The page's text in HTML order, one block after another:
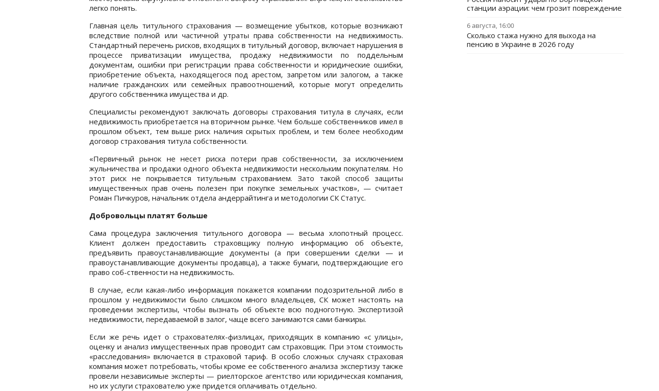
легко понять.
Главная цель титульного страхования — возмещение убытков, которые возникают
вследствие полной или частичной утраты права собственности на недвижимость.
Стандартный перечень рисков, входящих в титульный договор, включает нарушения в
процессе приватизации имущества, продажу недвижимости по поддельным
документам, ошибки при регистрации права собственности и юридические ошибки,
приобретение объекта, находящегося под арестом, запретом или залогом, а также
наличие гражданских или семейных правоотношений, которые могут определить
другого собственника имущества и др.
Специалисты рекомендуют заключать договоры страхования титула в случаях, если
недвижимость приобретается на вторичном рынке. Чем больше собственников имел в
прошлом объект, тем выше риск наличия скрытых проблем, и тем более необходим
договор страхования титула собственности.
«Первичный рынок не несет риска потери прав собственности, за исключением
жульничества и продажи одного объекта недвижимости нескольким покупателям. Но
этот риск не покрывается титульным страхованием. Зато такой способ защиты
имущественных прав очень полезен при покупке земельных участков», — считает
Роман Пичкуров, начальник отдела андеррайтинга и методологии СК Статус.
Добровольцы платят больше
Сама процедура заключения титульного договора — весьма хлопотный процесс.
Клиент должен предоставить страховщику полную информацию об объекте,
предъявить правоустанавливающие документы (а при совершении сделки — и
правоустанавливающие документы продавца), а также бумаги, подтверждающие его
право соб-ственности на недвижимость.
В случае, если какая-либо информация покажется компании подозрительной либо в
прошлом у недвижимости было слишком много владельцев, СК может настоять на
проведении экспертизы, чтобы вызнать об объекте всю подноготную. Экспертизой
недвижимости, передаваемой в залог, чаще всего занимаются сами банкиры.
Если же речь идет о страхователях-физлицах, приходящих в компанию «с улицы»,
оценку и анализ имущественных прав проводит сам страховщик. При этом стоимость
«расследования» включается в страховой тариф. В особо сложных случаях страховая
компания может потребовать, чтобы кроме ее собственного анализа экспертизу также
провели независимые эксперты — риелторское агентство или юридическая компания,
но их услуги страхователю уже придется оплачивать отдельно.
станции аэрации: чем грозит повреждение
6 августа, 16:00
Сколько стажа нужно для выхода на
пенсию в Украине в 2026 году